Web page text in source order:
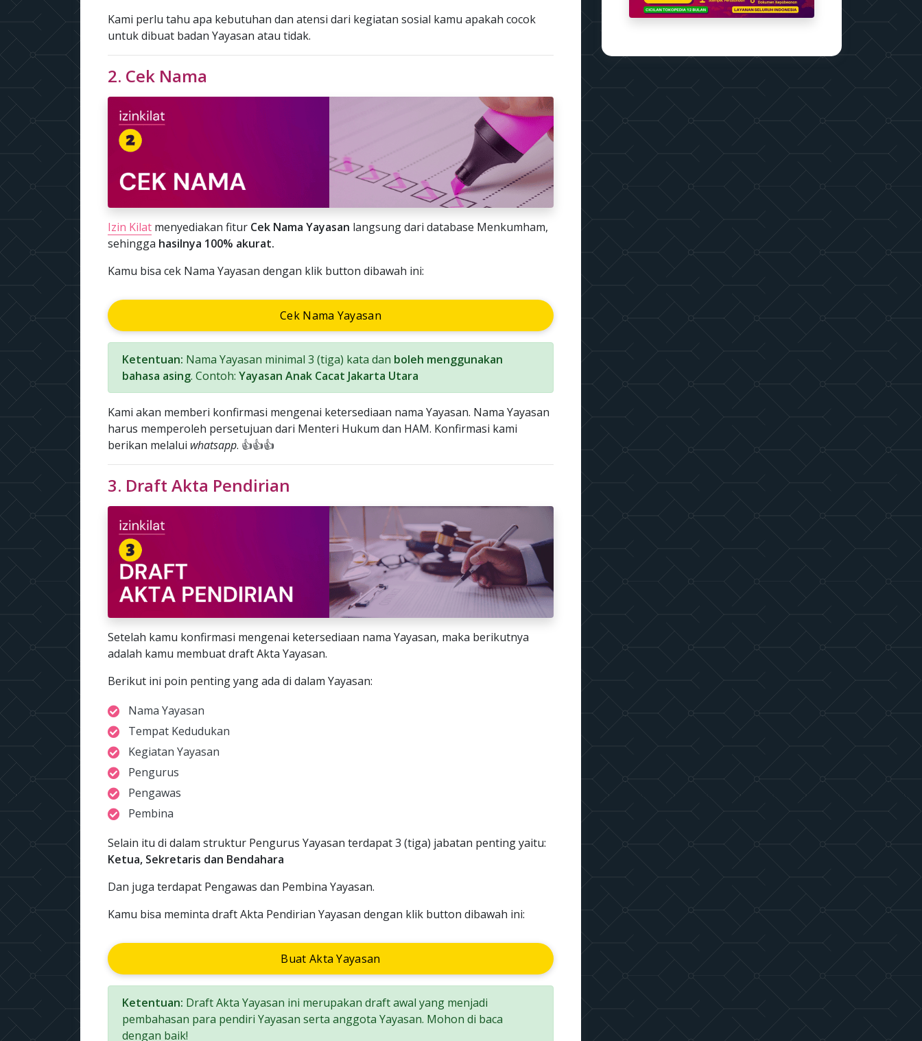
Kami perlu tahu apa kebutuhan dan atensi dari kegiatan sosial kamu apakah cocok
untuk dibuat badan Yayasan atau tidak.
2. Cek Nama
Izin Kilat menyediakan fitur Cek Nama Yayasan langsung dari database Menkumham,
sehingga hasilnya 100% akurat.
Kamu bisa cek Nama Yayasan dengan klik button dibawah ini:
Cek Nama Yayasan
Ketentuan: Nama Yayasan minimal 3 (tiga) kata dan boleh menggunakan
bahasa asing. Contoh: Yayasan Anak Cacat Jakarta Utara
Kami akan memberi konfirmasi mengenai ketersediaan nama Yayasan. Nama Yayasan
harus memperoleh persetujuan dari Menteri Hukum dan HAM. Konfirmasi kami
berikan melalui whatsapp. 👍👍👍
3. Draft Akta Pendirian
Setelah kamu konfirmasi mengenai ketersediaan nama Yayasan, maka berikutnya
adalah kamu membuat draft Akta Yayasan.
Berikut ini poin penting yang ada di dalam Yayasan:
Nama Yayasan
Tempat Kedudukan
Kegiatan Yayasan
Pengurus
Pengawas
Pembina
Selain itu di dalam struktur Pengurus Yayasan terdapat 3 (tiga) jabatan penting yaitu:
Ketua, Sekretaris dan Bendahara
Dan juga terdapat Pengawas dan Pembina Yayasan.
Kamu bisa meminta draft Akta Pendirian Yayasan dengan klik button dibawah ini:
Buat Akta Yayasan
Ketentuan: Draft Akta Yayasan ini merupakan draft awal yang menjadi
pembahasan para pendiri Yayasan serta anggota Yayasan. Mohon di baca
dengan baik!